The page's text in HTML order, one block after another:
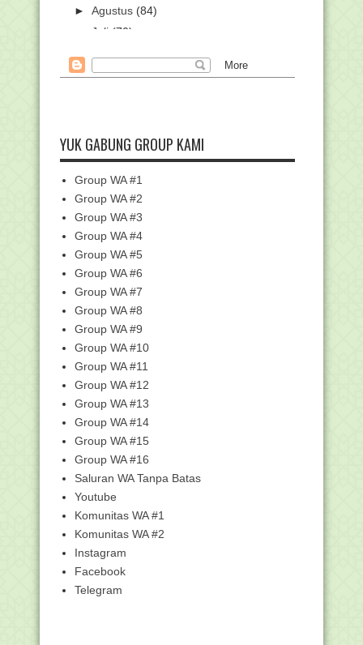
► Agustus (84)
Juli (70)
►Mei(66)
▼Februari(71)
Kumpulan Kisi-kisi UM Mapel PAI dan
Unduh Kisi-kisi UM Bahasa Arab
Jenjang MA Tahun 2021
Unduh Kisi-kisi UM SKI Jenjang MA
Tahun 2021
Unduh Kisi-kisi UM Fikih Jenjang MA
Tahun 2021
Unduh Kisi-kisi UM Akidah Akhlak
Jenjang MA Tahun ...
Unduh Kisi-kisi UM Al Qur'an Hadits
Jenjang MA Tah...
Sekjen Lantik Tiga Pejabat Eselon III
dan 21 Pejab...
15 Ribu Siswa Berebut Masuk
Madrasah Aliyah Unggul...
Transformasi Digital Pendidikan
Keagamaan, Kemenag...
"Tata Cara Pembagian Daging Kurban
dan Hikmah Kurban"
Unduh Template RKAM dan Format
Syarat Pencairan BO...
"Tata Cara Ibadah Kurban" - Materi fikih
MI
"Peristiwa Kerasulan Nabi Muhammad
YUK GABUNG GROUP KAMI
Group WA #1
Group WA #2
Group WA #3
Group WA #4
Group WA #5
Group WA #6
Group WA #7
Group WA #8
Group WA #9
Group WA #10
Group WA #11
Group WA #12
Group WA #13
Group WA #14
Group WA #15
Group WA #16
Saluran WA Tanpa Batas
Youtube
Komunitas WA #1
Komunitas WA #2
Instagram
Facebook
Telegram